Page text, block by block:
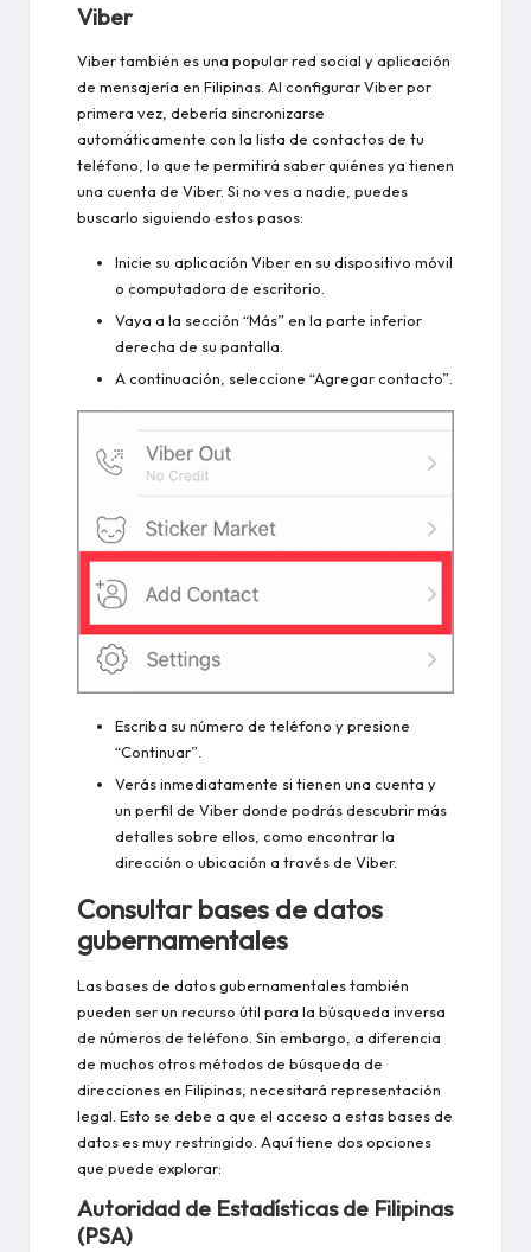
Viber
Viber también es una popular red social y aplicación
de mensajería en Filipinas. Al configurar Viber por
primera vez, debería sincronizarse
automáticamente con la lista de contactos de tu
teléfono, lo que te permitirá saber quiénes ya tienen
una cuenta de Viber. Si no ves a nadie, puedes
buscarlo siguiendo estos pasos:
Inicie su aplicación Viber en su dispositivo móvil
o computadora de escritorio.
Vaya a la sección “Más” en la parte inferior
derecha de su pantalla.
A continuación, seleccione “Agregar contacto”.
Escriba su número de teléfono y presione
“Continuar”.
Verás inmediatamente si tienen una cuenta y
un perfil de Viber donde podrás descubrir más
detalles sobre ellos, como encontrar la
dirección o ubicación a través de Viber.
Consultar bases de datos
gubernamentales
Las bases de datos gubernamentales también
pueden ser un recurso útil para la búsqueda inversa
de números de teléfono. Sin embargo, a diferencia
de muchos otros métodos de búsqueda de
direcciones en Filipinas, necesitará representación
legal. Esto se debe a que el acceso a estas bases de
datos es muy restringido. Aquí tiene dos opciones
que puede explorar:
Autoridad de Estadísticas de Filipinas
(PSA)